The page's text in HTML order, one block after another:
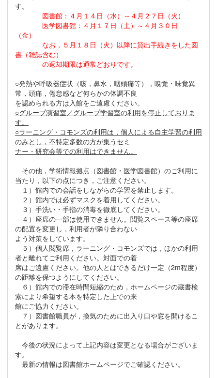
す。
図書館：４月１４日（水）～４月２７日（火）
医学図書館：４月１７日（土）～４月３０日
（金）
なお，５月１８日（火）以降に貸出手続きをした図
書（雑誌含む）
の返却期限は通常どおりです。
○発熱や呼吸器症状（咳，鼻水，咽頭痛等），嗅覚・味覚異
常，頭痛，倦怠感など何らかの体調不良
を認められる方は入館をご遠慮ください。
○グループ演習室／グループ学習室の利用を停止しておりま
す。
○ラーニング・コモンズの利用は，個人による自主学習の利用
のみとし，不特定多数の方が集うセミ
ナー・研究会等での利用はできません。
その他，学術情報拠点（図書館・医学図書館）のご利用に
当たり，以下の点につき，ご注意ください。
１）館内での会話をしながらの学習を禁止します。
２）館内では必ずマスクを着用してください。
３）手洗い・手指の消毒を徹底してください。
４）座席の一部は使用できません。閲覧スペース等の座席
の配置を変更し，利用者が隣り合わない
よう対策をしています。
５）個人閲覧席，ラーニング・コモンズでは，ほかの利用
者と離れてご利用ください。対面での着
席はご遠慮ください。他の人とはできるだけ一定（2m程度）
の距離を保つようにしてください。
６）館内での滞在時間短縮のため，ホームページの蔵書検
索により希望する本を特定した上での来
館にご協力ください。
７）図書館職員が，換気のために出入り口や窓を開けるこ
とがあります。
今後の状況によって上記内容は変更となる場合がございま
す。
最新の情報は図書館ホームページでご確認ください。